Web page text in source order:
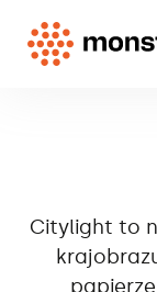
Citylight to